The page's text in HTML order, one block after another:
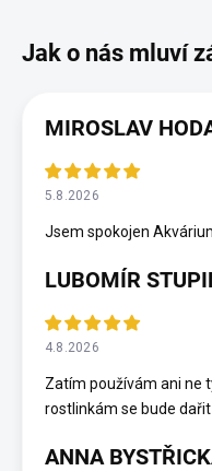
MIROSLAV
5.8.2026
Jsem spokojen
LUBOMÍR
4.8.2026
Zatím používám ani ne
rostlinkám se bude dařit
ANNA